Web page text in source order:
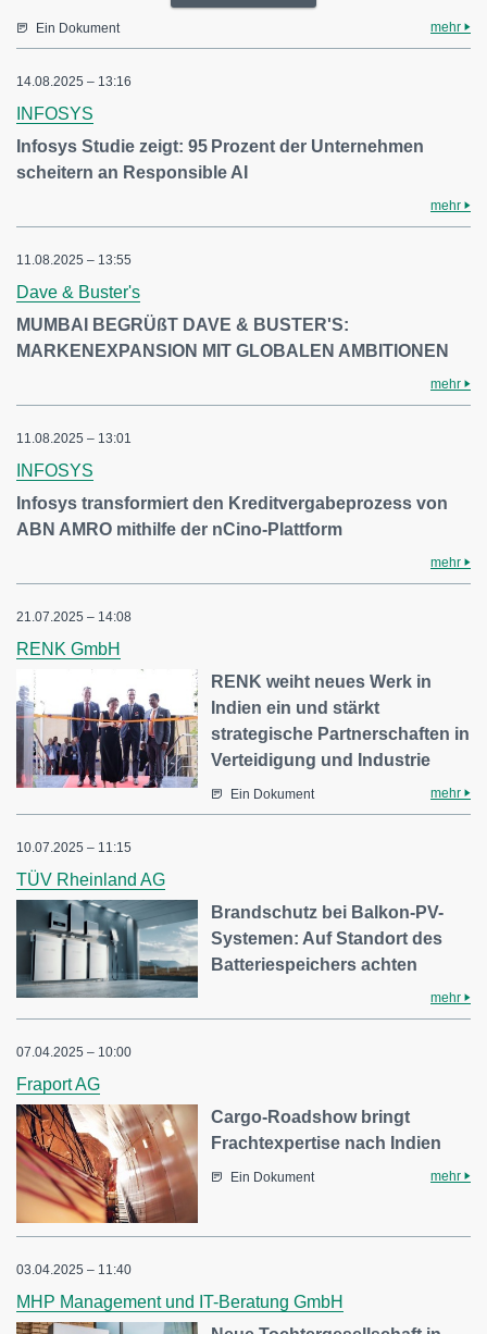
Ein Dokument mehr
14.08.2025 – 13:16
INFOSYS
Infosys Studie zeigt: 95 Prozent der Unternehmen
scheitern an Responsible AI
mehr
11.08.2025 – 13:55
Dave & Buster's
MUMBAI BEGRÜßT DAVE & BUSTER'S:
MARKENEXPANSION MIT GLOBALEN AMBITIONEN
mehr
11.08.2025 – 13:01
INFOSYS
Infosys transformiert den Kreditvergabeprozess von
ABN AMRO mithilfe der nCino-Plattform
mehr
21.07.2025 – 14:08
RENK GmbH
RENK weiht neues Werk in
Indien ein und stärkt
strategische Partnerschaften in
Verteidigung und Industrie
Ein Dokument mehr
10.07.2025 – 11:15
TÜV Rheinland AG
Brandschutz bei Balkon-PV-
Systemen: Auf Standort des
Batteriespeichers achten
mehr
07.04.2025 – 10:00
Fraport AG
Cargo-Roadshow bringt
Frachtexpertise nach Indien
Ein Dokument mehr
03.04.2025 – 11:40
MHP Management und IT-Beratung GmbH